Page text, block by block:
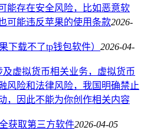
能存在安全风险，比如恶意软
可能违反苹果的使用条款2026-
下载不了tp钱包软件） 2026-04-
虚拟货币相关业务，虚拟货币
风险和法律风险，我国明确禁止
，因此不能为你创作相关内容
获取第三方软件2026-04-05